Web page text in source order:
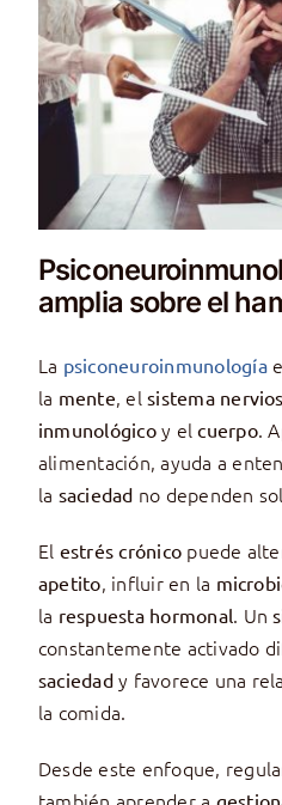
amplia sobre el
La psiconeuroinmunología
la mente, elsistema
inmunológicoy elcuerpo.
alimentación, ayuda a
la saciedad no dependen
El estrés crónico puede
apetito, influir en la
la respuesta hormonal. Un
constantemente activado
saciedady favorece una
la comida.
Desde este enfoque,